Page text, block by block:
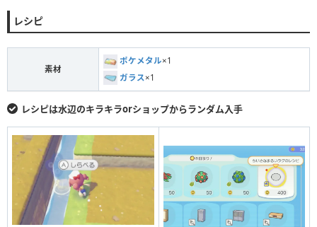
レシピ
素材
ポケメタル×1
ガラス ×1
レシピは水辺のキラキラorショップからランダム入手